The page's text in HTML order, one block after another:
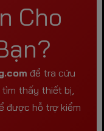
Cho
để tra cứu
tìm thấy thiết bị,
được hỗ trợ kiểm